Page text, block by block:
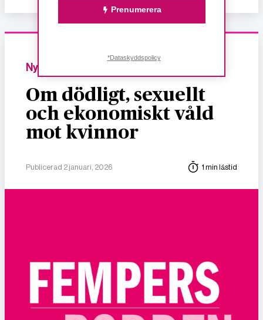
Nyheter
Om dödligt, sexuellt
och ekonomiskt våld
mot kvinnor
Publicerad 2 januari, 2026 1 min lästid
Prenumerera
*Dataskyddspolicy